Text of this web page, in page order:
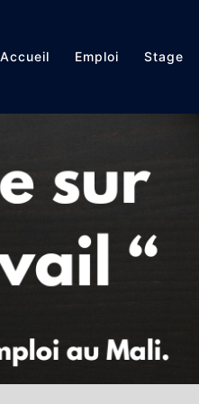
Accueil Emploi Stage